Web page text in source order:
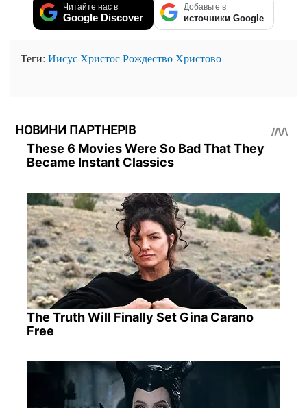
Читайте нас в
Google Discover
Добавьте в
источники Google
Теги: Иисус ХристосРождество Христово
НОВИНИ ПАРТНЕРІВ
These 6 Movies Were So Bad That They
Became Instant Classics
The Truth Will Finally Set Gina Carano
Free